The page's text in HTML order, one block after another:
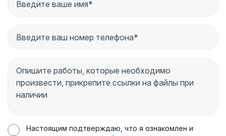
Настоящим подтверждаю, что я ознакомлен и